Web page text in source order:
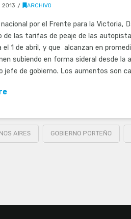
2013 ARCHIVO
nacional por el Frente para la Victoria,
de las tarifas de peaje de las
el 1 de abril, y que alcanzan en
subiendo en forma sideral desde la
jefe de gobierno. Los aumentos son
AIRES GOBIERNO PORTEÑO